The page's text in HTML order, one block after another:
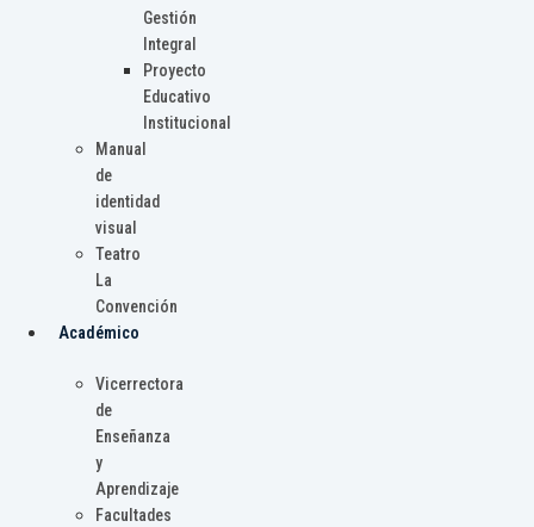
Gestión
Integral
Proyecto
Educativo
Institucional
Manual
de
identidad
visual
Teatro
La
Convención
Académico
Vicerrectora
de
Enseñanza
y
Aprendizaje
Facultades